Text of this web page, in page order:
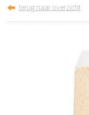
terug naar overzicht